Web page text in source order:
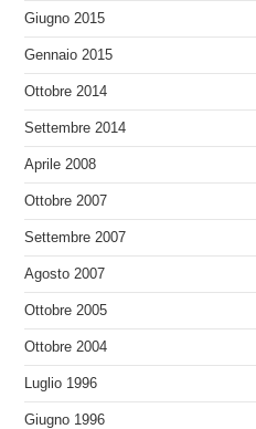
Giugno 2015
Gennaio 2015
Ottobre 2014
Settembre 2014
Aprile 2008
Ottobre 2007
Settembre 2007
Agosto 2007
Ottobre 2005
Ottobre 2004
Luglio 1996
Giugno 1996